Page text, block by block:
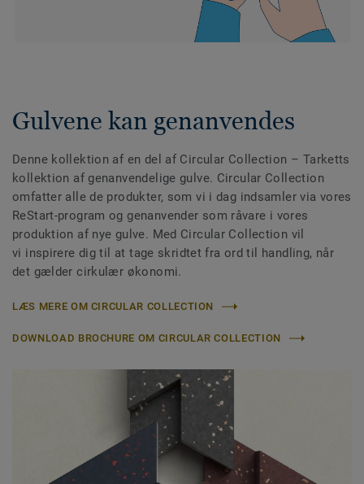
Gulvene kan genanvendes
Denne kollektion af en del af Circular Collection – Tarketts
kollektion af genanvendelige gulve. Circular Collection
omfatter alle de produkter, som vi i dag indsamler via vores
ReStart-program og genanvender som råvare i vores
produktion af nye gulve. Med Circular Collection vil
vi inspirere dig til at tage skridtet fra ord til handling, når
det gælder cirkulær økonomi.
LÆS MERE OM CIRCULAR COLLECTION
DOWNLOAD BROCHURE OM CIRCULAR COLLECTION